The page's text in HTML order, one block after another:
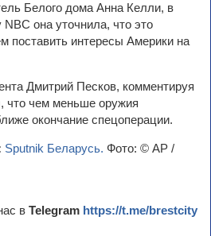
Белого дома Анна Келли, в
она уточнила, что это
поставить интересы Америки на
Дмитрий Песков, комментируя
что чем меньше оружия
окончание спецоперации.
Sputnik Беларусь. Фото: © AP /
в Telegram https://t.me/brestcity